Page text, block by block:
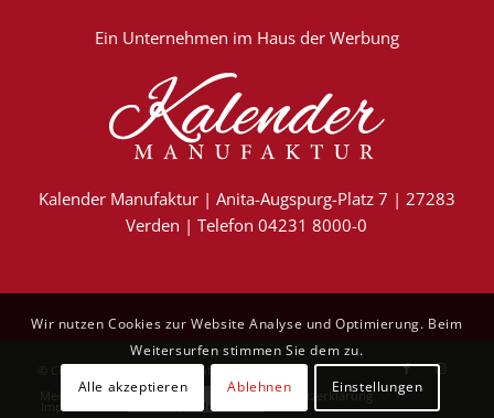
Ein Unternehmen im Haus der Werbung
Kalender Manufaktur | Anita-Augspurg-Platz 7 | 27283
Verden | Telefon 04231 8000-0
© Copyright - Kalender Manufaktur
Mein Konto
Kontakt Datenschutzerklärung
Impressum Vertrag widerrufen
Wir nutzen Cookies zur Website Analyse und Optimierung. Beim
Weitersurfen stimmen Sie dem zu.
Alle akzeptieren
Ablehnen Einstellungen